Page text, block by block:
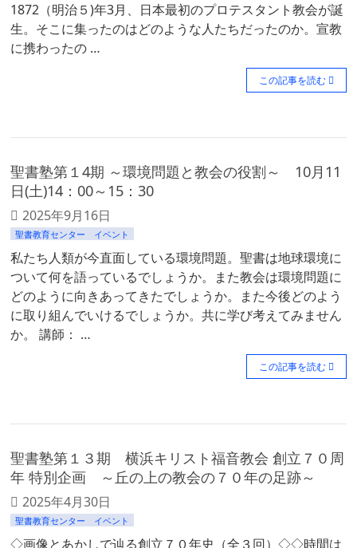
1872（明治５)年3月、日本最初のプロテスタント教会が誕
生。そこに集ったのはどのような人たちだったのか。宣教
に携わったの …
この記事を読む
聖書塾第１4期 ～環境問題と教会の役割～ 10月11
日(土)14：00～15：30
2025年9月16日
聖書教育センター イベント
私たち人類が今直面している環境問題。聖書は地球環境に
ついて何を語っているでしょうか。また教会は環境問題に
どのように向きあってきたでしょうか。また今後どのよう
に取り組んでいけるでしょうか。共に学び考えてみません
か。 講師： …
この記事を読む
聖書塾第１３期 横浜キリスト福音教会 創立７０周
年 特別企画 ～丘の上の教会の７０年の足跡～
2025年4月30日
聖書教育センター イベント
◇画像とあかしで辿る創立７０年史（全３回）◇◇時間は